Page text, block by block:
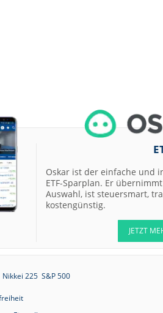
Oskar ist der einfache und
ETF-Sparplan. Er übernimmt
Auswahl, ist steuersmart,
kostengünstig.
JETZT
Nikkei 225 S&P 500